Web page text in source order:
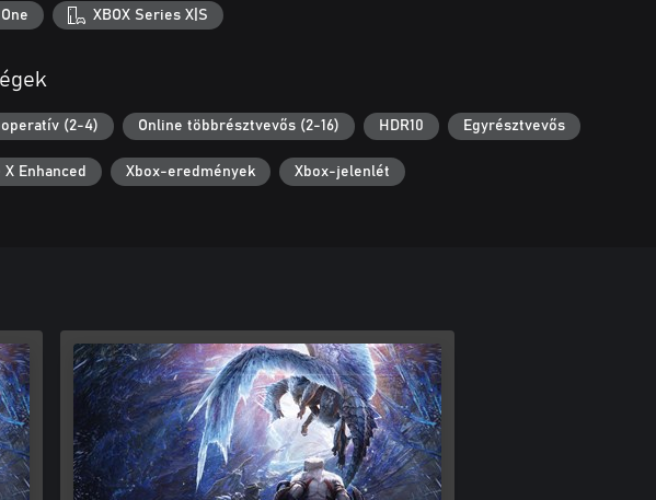
XBOX Series X|S
(2-4) Online többrésztvevős (2-16) HDR10 Egyrésztvevős
X Enhanced Xbox-eredmények Xbox-jelenlét